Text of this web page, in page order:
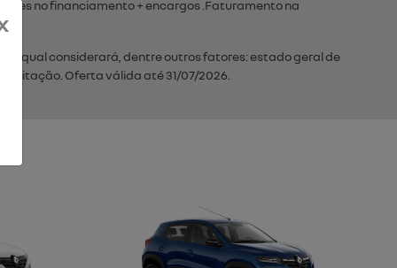
no financiamento + encargos .Faturamento na
a qual considerará, dentre outros fatores: estado geral de
Oferta válida até 31/07/2026.